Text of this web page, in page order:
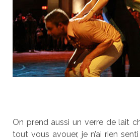
On prend aussi un verre de lait
tout vous avouer, je n’ai rien